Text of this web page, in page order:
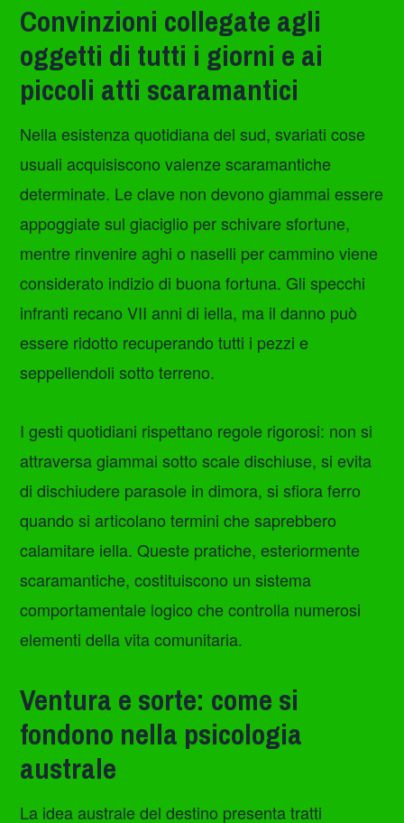
Convinzioni collegate agli
oggetti di tutti i giorni e ai
piccoli atti scaramantici
Nella esistenza quotidiana del sud, svariati cose
usuali acquisiscono valenze scaramantiche
determinate. Le clave non devono giammai essere
appoggiate sul giaciglio per schivare sfortune,
mentre rinvenire aghi o naselli per cammino viene
considerato indizio di buona fortuna. Gli specchi
infranti recano VII anni di iella, ma il danno può
essere ridotto recuperando tutti i pezzi e
seppellendoli sotto terreno.
I gesti quotidiani rispettano regole rigorosi: non si
attraversa giammai sotto scale dischiuse, si evita
di dischiudere parasole in dimora, si sfiora ferro
quando si articolano termini che saprebbero
calamitare iella. Queste pratiche, esteriormente
scaramantiche, costituiscono un sistema
comportamentale logico che controlla numerosi
elementi della vita comunitaria.
Ventura e sorte: come si
fondono nella psicologia
australe
La idea australe del destino presenta tratti